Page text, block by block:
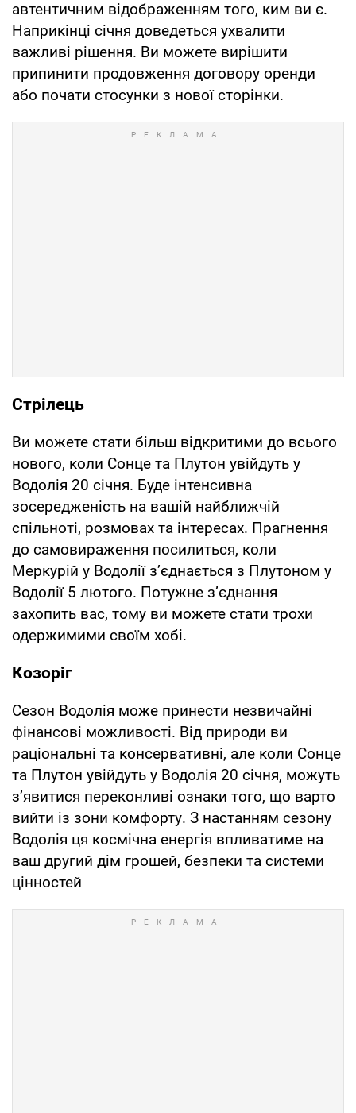
автентичним відображенням того, ким ви є.
Наприкінці січня доведеться ухвалити
важливі рішення. Ви можете вирішити
припинити продовження договору оренди
або почати стосунки з нової сторінки.
Стрілець
Ви можете стати більш відкритими до всього
нового, коли Сонце та Плутон увійдуть у
Водолія 20 січня. Буде інтенсивна
зосередженість на вашій найближчій
спільноті, розмовах та інтересах. Прагнення
до самовираження посилиться, коли
Меркурій у Водолії з’єднається з Плутоном у
Водолії 5 лютого. Потужне з’єднання
захопить вас, тому ви можете стати трохи
одержимими своїм хобі.
Козоріг
Сезон Водолія може принести незвичайні
фінансові можливості. Від природи ви
раціональні та консервативні, але коли Сонце
та Плутон увійдуть у Водолія 20 січня, можуть
з’явитися переконливі ознаки того, що варто
вийти із зони комфорту. З настанням сезону
Водолія ця космічна енергія впливатиме на
ваш другий дім грошей, безпеки та системи
цінностей